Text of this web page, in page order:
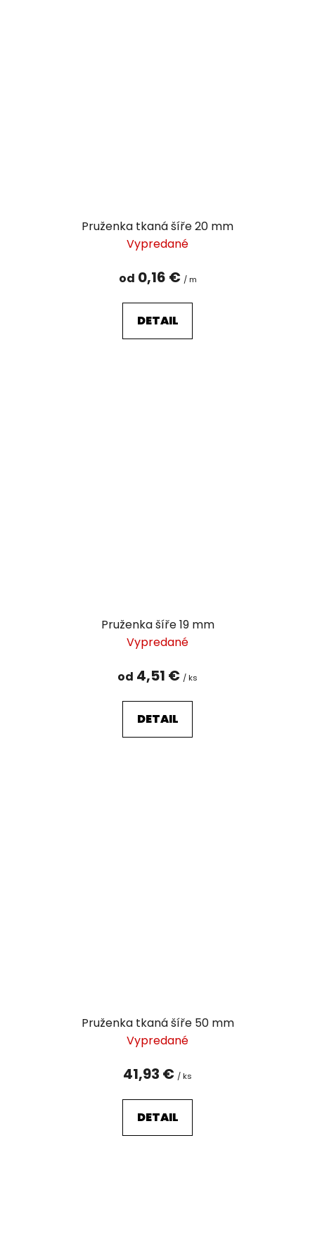
Pruženka tkaná šíře 20 mm
Vypredané
od 0,16 € / m
DETAIL
Pruženka šíře 19 mm
Vypredané
od 4,51 € / ks
DETAIL
Pruženka tkaná šíře 50 mm
Vypredané
41,93 € / ks
DETAIL